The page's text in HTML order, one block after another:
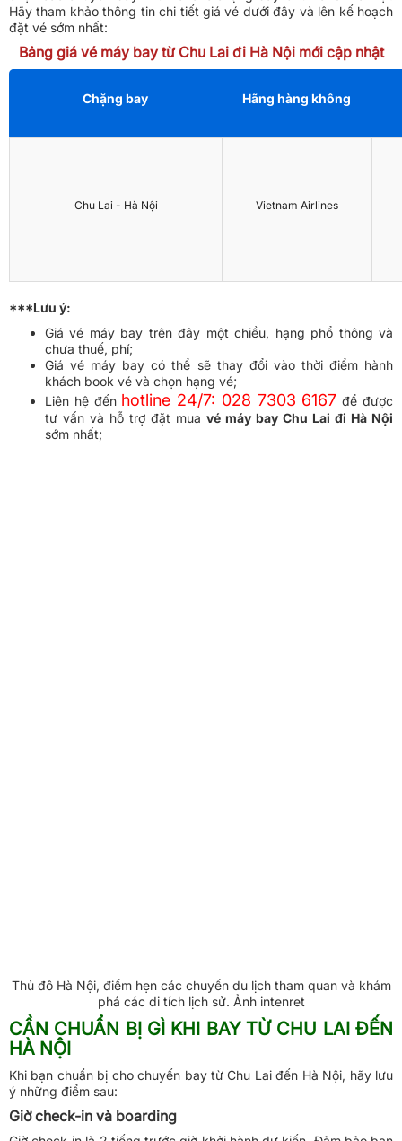
Hãy tham khảo thông tin chi tiết giá vé dưới đây và lên kế hoạch
đặt vé sớm nhất:
Bảng giá vé máy bay từ Chu Lai đi Hà Nội mới cập nhật
Chặng bay Hãng hàng không
Chu Lai - Hà Nội Vietnam Airlines
***Lưu ý:
Giá vé máy bay trên đây một chiều, hạng phổ thông và
chưa thuế, phí;
Giá vé máy bay có thể sẽ thay đổi vào thời điểm hành
khách book vé và chọn hạng vé;
Liên hệ đến hotline 24/7: 028 7303 6167 để được
tư vấn và hỗ trợ đặt mua vé máy bay Chu Lai đi Hà Nội
sớm nhất;
Thủ đô Hà Nội, điểm hẹn các chuyến du lịch tham quan và khám
phá các di tích lịch sử. Ảnh intenret
CẦN CHUẨN BỊ GÌ KHI BAY TỪ CHU LAI ĐẾN
HÀ NỘI
Khi bạn chuẩn bị cho chuyến bay từ Chu Lai đến Hà Nội, hãy lưu
ý những điểm sau:
Giờ check-in và boarding